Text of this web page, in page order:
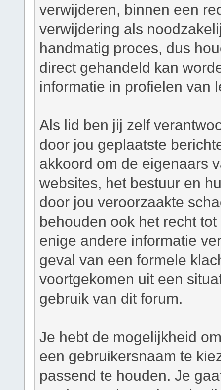
verwijderen, binnen een
verwijdering als
handmatig proces, dus
direct gehandeld kan
informatie in profielen van
Als lid ben jij zelf
door jou geplaatste
akkoord om de eigenaars
websites, het bestuur en
door jou veroorzaakte
behouden ook het recht
enige andere informatie
geval van een formele
voortgekomen uit een
gebruik van dit forum.
Je hebt de mogelijkheid
een gebruikersnaam te
passend te houden. Je